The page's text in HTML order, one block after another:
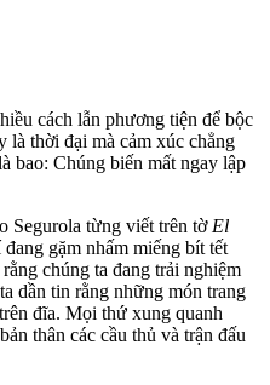
cách lẫn phương tiện để bộc
thời đại mà cảm xúc chẳng
bao: Chúng biến mất ngay lập
Segurola từng viết trên tờ El
gặm nhấm miếng bít tết
chúng ta đang trải nghiệm
dần tin rằng những món trang
đĩa. Mọi thứ xung quanh
thân các cầu thủ và trận đấu